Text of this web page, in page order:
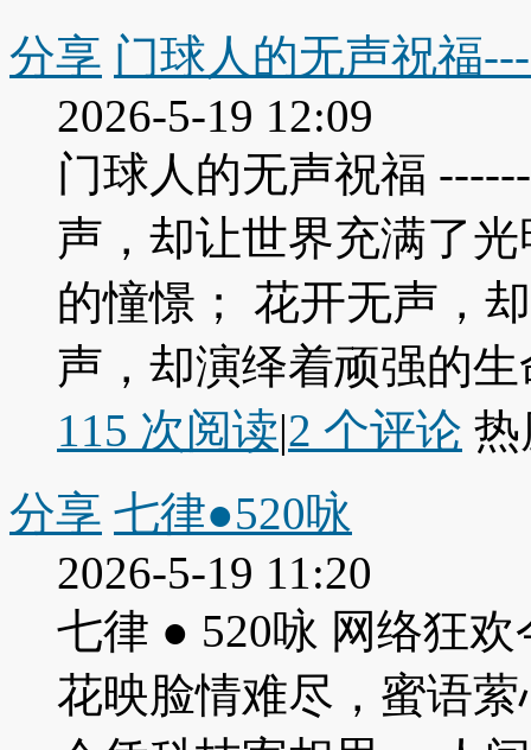
分享 门球人的无声祝福
2026-5-19 12:09
门球人的无声祝福
声，却让世界充满了
的憧憬； 花开无声，
声，却演绎着顽强的
115 次阅读|2 个评论
分享 七律●520咏
2026-5-19 11:20
七律 ● 520咏 网络狂
花映脸情难尽，蜜语